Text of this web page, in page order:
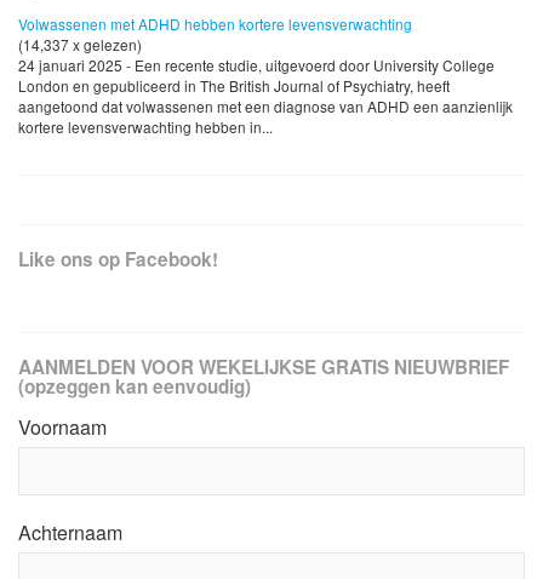
Volwassenen met ADHD hebben kortere levensverwachting
(14,337 x gelezen)
24 januari 2025 - Een recente studie, uitgevoerd door University College
London en gepubliceerd in The British Journal of Psychiatry, heeft
aangetoond dat volwassenen met een diagnose van ADHD een aanzienlijk
kortere levensverwachting hebben in...
Like ons op Facebook!
AANMELDEN VOOR WEKELIJKSE GRATIS NIEUWBRIEF
(opzeggen kan eenvoudig)
Voornaam
Achternaam